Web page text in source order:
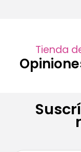
Tienda